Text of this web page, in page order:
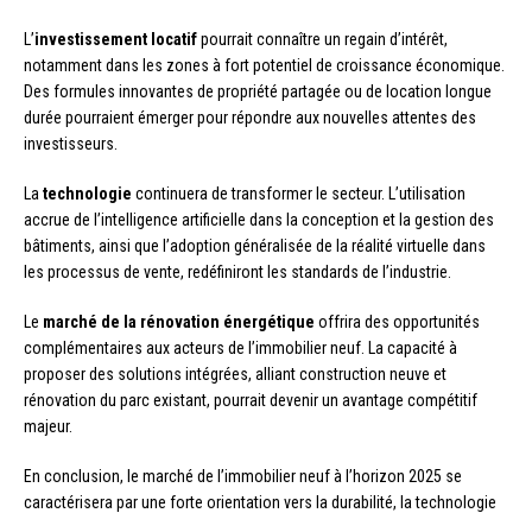
L’investissement locatifpourrait connaître un regain d’intérêt,
notamment dans les zones à fort potentiel de croissance économique.
Des formules innovantes de propriété partagée ou de location longue
durée pourraient émerger pour répondre aux nouvelles attentes des
investisseurs.
La technologie continuera de transformer le secteur. L’utilisation
accrue de l’intelligence artificielle dans la conception et la gestion des
bâtiments, ainsi que l’adoption généralisée de la réalité virtuelle dans
les processus de vente, redéfiniront les standards de l’industrie.
Le marché de la rénovation énergétique offrira des opportunités
complémentaires aux acteurs de l’immobilier neuf. La capacité à
proposer des solutions intégrées, alliant construction neuve et
rénovation du parc existant, pourrait devenir un avantage compétitif
majeur.
En conclusion, le marché de l’immobilier neuf à l’horizon 2025 se
caractérisera par une forte orientation vers la durabilité, la technologie